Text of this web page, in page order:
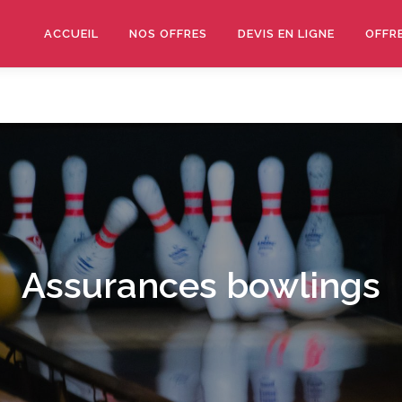
ACCUEIL NOS OFFRES DEVIS EN LIGNE
Assurances bowlings